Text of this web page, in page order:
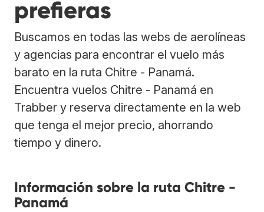
prefieras
Buscamos en todas las webs de aerolíneas
y agencias para encontrar el vuelo más
barato en la ruta Chitre - Panamá.
Encuentra vuelos Chitre - Panamá en
Trabber y reserva directamente en la web
que tenga el mejor precio, ahorrando
tiempo y dinero.
Información sobre la ruta Chitre -
Panamá